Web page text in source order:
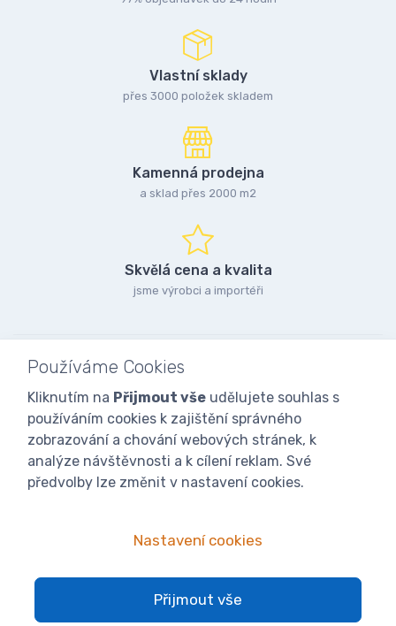
Vlastní sklady
přes 3000 položek skladem
Kamenná prodejna
a sklad přes 2000 m2
Skvělá cena a kvalita
jsme výrobci a importéři
fanoušky: Včelařské potřeby - www.ivcelarstvi.cz
Používáme Cookies
Kliknutím na Přijmout vše udělujete souhlas s
používáním cookies k zajištění správného
zobrazování a chování webových stránek, k
analýze návštěvnosti a k cílení reklam. Své
předvolby lze změnit v nastavení cookies.
Nastavení cookies
Přijmout vše